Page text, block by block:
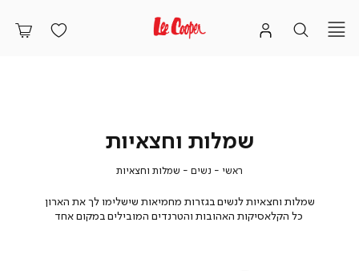
שמלות וחצאיות
ראשי ראשינשים נשיםשמלות וחצאיותשמלות
שמלות וחצאיות לנשים בגזרות מחמיאות שישלימו לך את הארון
כל הקלאסיקות האהובות והטרנדים המובילים במקום אחד